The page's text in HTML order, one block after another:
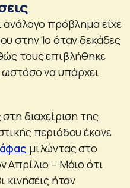
ανάλογο πρόβλημα είχε
στην Ίο όταν δεκάδες
τους επιβλήθηκε
ωστόσο να υπάρχει
διαχείριση της
περιόδου έκανε
μιλώντας στο
Απρίλιο – Μάιο ότι
κινήσεις ήταν